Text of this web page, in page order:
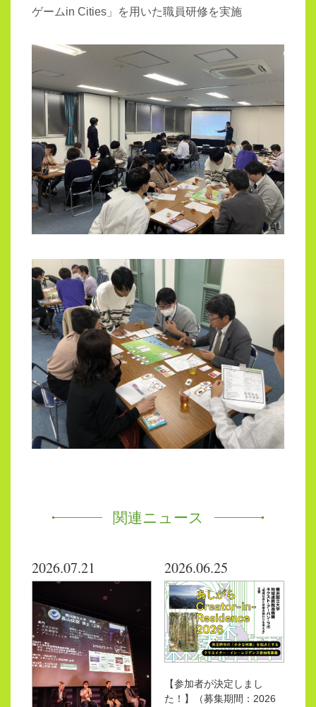
ゲームin Cities」を用いた職員研修を実施
関連ニュース
2026.07.21 2026.06.25
【参加者が決定しまし
た！】（募集期間：2026